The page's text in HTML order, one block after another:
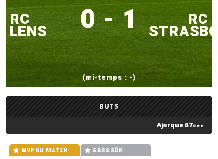
RC
LENS 0 - 1 RC
(mi-temps : -)
BUTS
Ajorque 67ème
MVP DU MATCH GARS SÛR